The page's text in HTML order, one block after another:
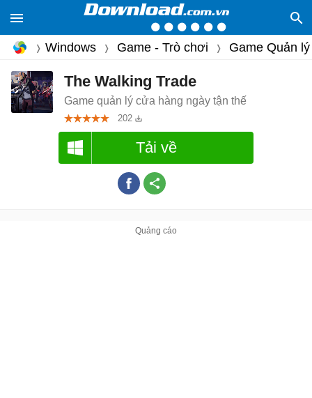
Windows Game - Trò chơi Game Quản lý
The Walking Trade
Game quản lý cửa hàng ngày tận thế
202
Tải về